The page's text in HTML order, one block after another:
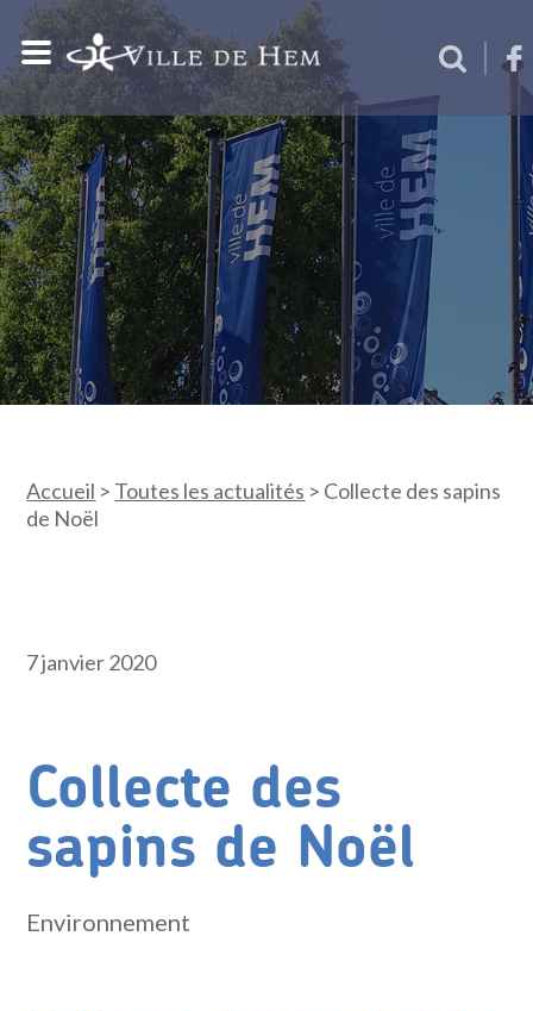
Accueil > Toutes les actualités > Collecte des sapins
de Noël
7 janvier 2020
Collecte des
sapins de Noël
Environnement